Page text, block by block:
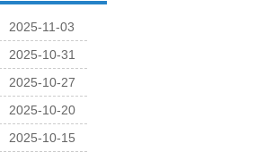
2025-11-03
2025-10-31
2025-10-27
2025-10-20
2025-10-15